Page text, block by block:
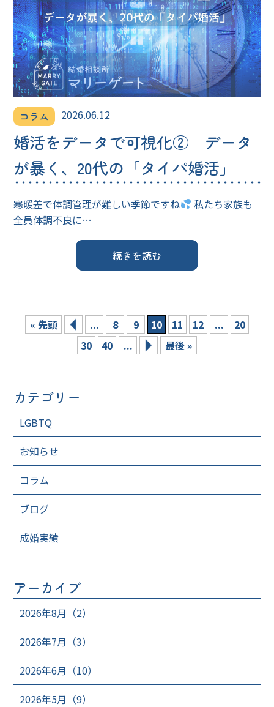
コラム 2026.06.12
婚活をデータで可視化② データ
が暴く、20代の「タイパ婚活」
寒暖差で体調管理が難しい季節ですね
私たち家族も
全員体調不良に…
続きを読む
« 先頭 ... 8 9 10 11 12 ...
20
30
40 ... 最後 »
カテゴリー
LGBTQ
お知らせ
コラム
ブログ
成婚実績
アーカイブ
2026年8月（2）
2026年7月（3）
2026年6月（10）
2026年5月（9）